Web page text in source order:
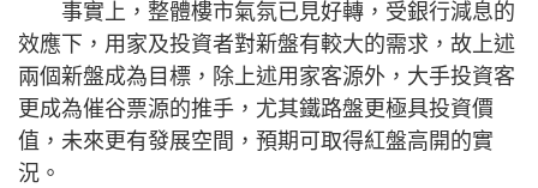
事實上，整體樓市氣氛已見好轉，受銀行減息的
效應下，用家及投資者對新盤有較大的需求，故上述
兩個新盤成為目標，除上述用家客源外，大手投資客
更成為催谷票源的推手，尤其鐵路盤更極具投資價
值，未來更有發展空間，預期可取得紅盤高開的實
況。